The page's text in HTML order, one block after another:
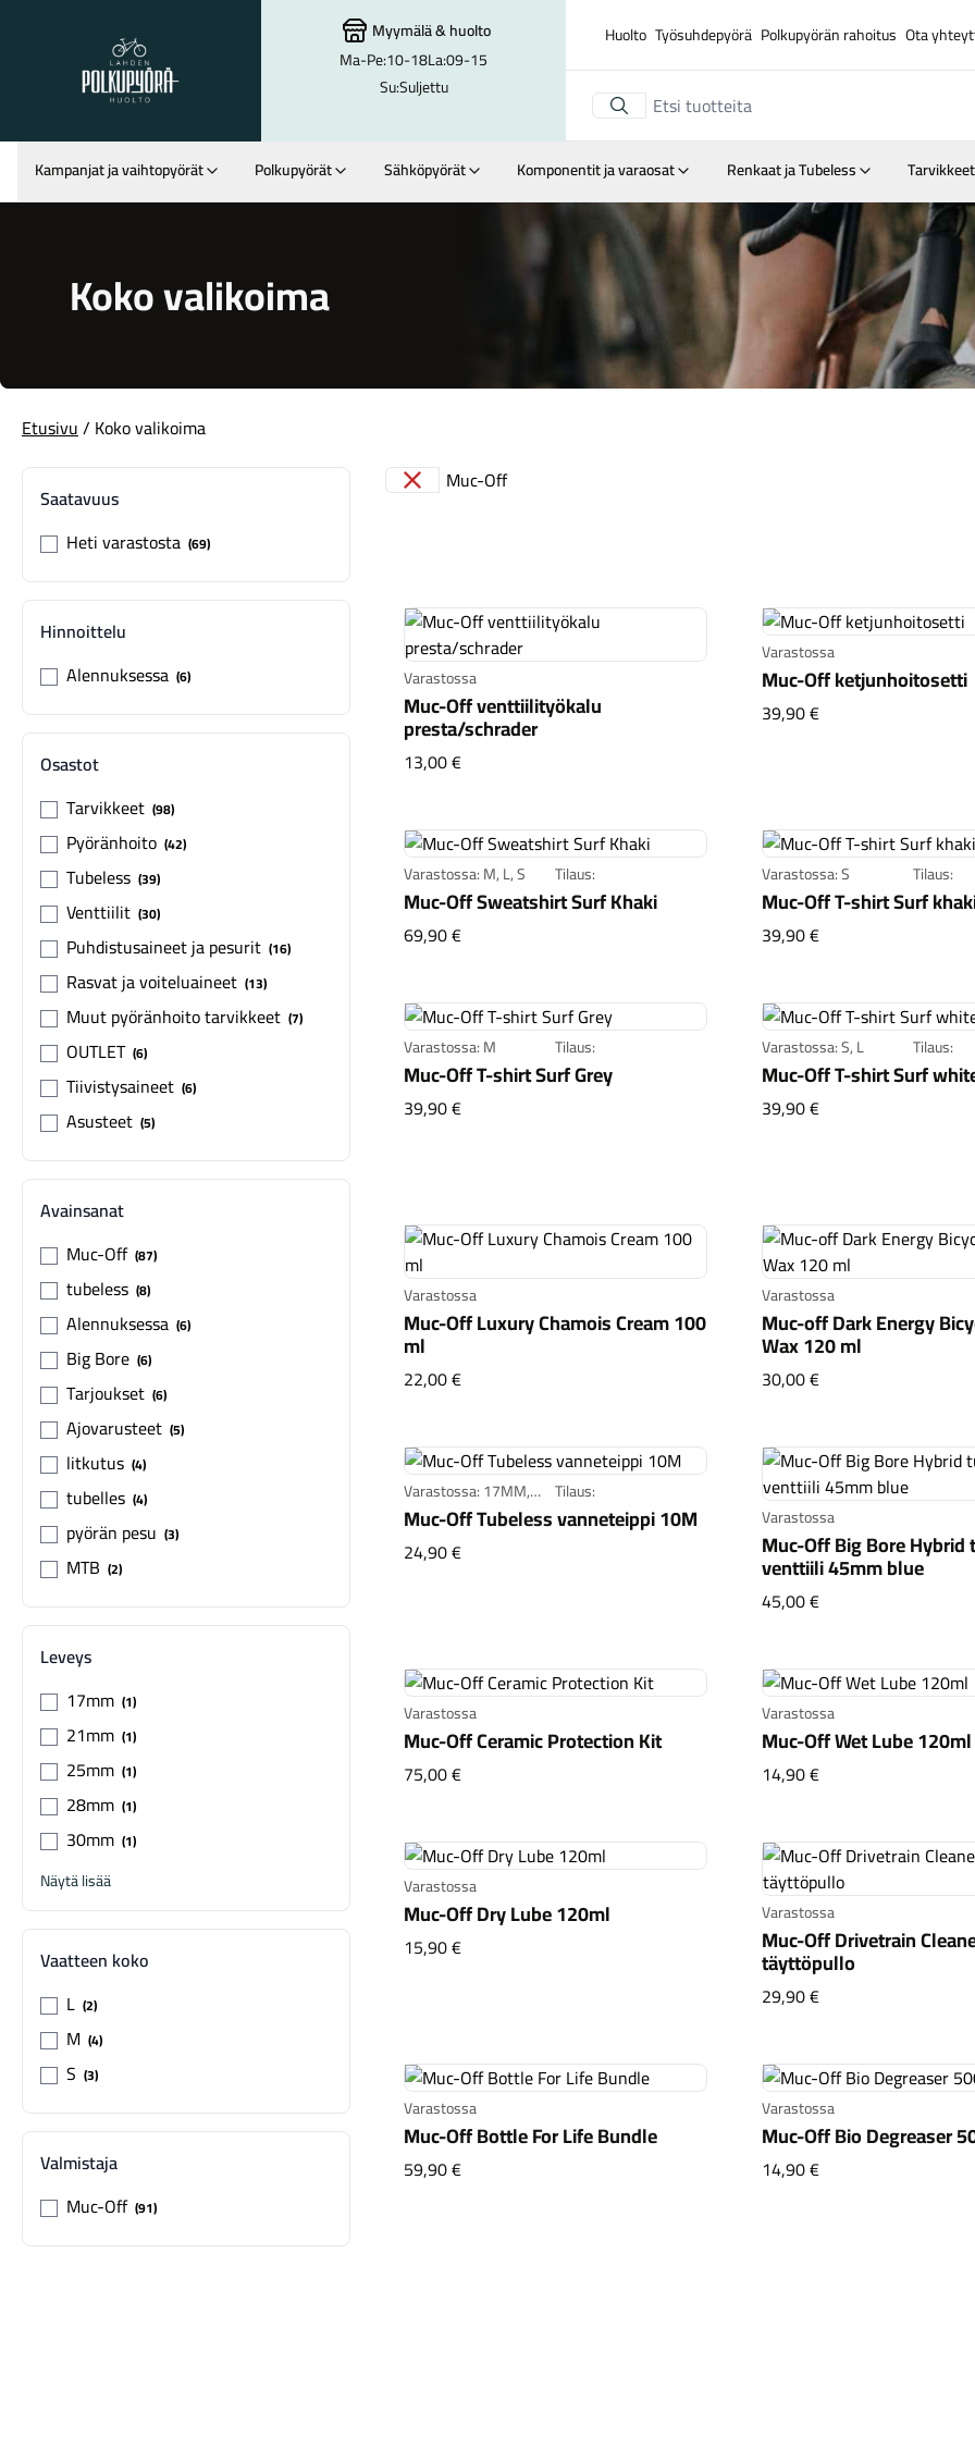
Lahden Polkupyörähuolto - etusivulle
Myymälä&huolto
Ma-Pe:10-18La:09-15
Su:Suljettu
Huolto Työsuhdepyörä Polkupyörän rahoitus Ota
Hakutulokset
Kampanjat ja vaihtopyörät Polkupyörät Sähköpyörät Komponentit ja varaosat Renkaat ja Tubeless
Koko valikoima
Etusivu/ Koko valikoima
Saatavuus
Heti varastosta 69
Hinnoittelu
Alennuksessa 6
Osastot
Tarvikkeet 98
Pyöränhoito 42
Tubeless 39
Venttiilit 30
Puhdistusaineet ja pesurit 16
Rasvat ja voiteluaineet 13
Muut pyöränhoito tarvikkeet 7
OUTLET 6
Tiivistysaineet 6
Asusteet 5
Avainsanat
Muc-Off 87
tubeless 8
Alennuksessa 6
Big Bore 6
Tarjoukset 6
Ajovarusteet 5
litkutus 4
tubelles 4
pyörän pesu 3
MTB 2
Leveys
17mm 1
21mm 1
25mm 1
28mm 1
30mm 1
Näytä lisää
Vaatteen koko
L 2
M 4
S 3
Valmistaja
Muc-Off 91
Varastossa
Muc-Off venttiilityökalu
presta/schrader
13,00 €Muc-Off venttiilityökalu presta/schrader
Varastossa
Muc-Off ketjunhoitosetti
39,90 €Muc-Off
Varastossa: M, L, S Tilaus:
Muc-Off Sweatshirt Surf Khaki
69,90 €Muc-Off Sweatshirt Surf Khaki
Varastossa: S Tilaus:
Muc-Off T-shirt Surf
39,90 €Muc-Off T-shirt
Varastossa: M Tilaus:
Muc-Off T-shirt Surf Grey
39,90 €Muc-Off T-shirt Surf Grey
Varastossa: S, L Tilaus:
Muc-Off T-shirt Surf
39,90 €Muc-Off T-shirt
Varastossa
Muc-Off Luxury Chamois Cream 100
ml
22,00 €Muc-Off Luxury Chamois Cream 100 ml
Varastossa
Muc-off Dark Energy
Wax 120 ml
30,00 €Muc-off Dark
Varastossa: 17MM,
21MM, 25MM, 28MM,
30MM, 35MM
Tilaus:
Muc-Off Tubeless vanneteippi 10M
24,90 €Muc-Off Tubeless vanneteippi 10M
Varastossa
Muc-Off Big Bore
venttiili 45mm blue
45,00 €Muc-Off Big Bore
Varastossa
Muc-Off Ceramic Protection Kit
75,00 €Muc-Off Ceramic Protection Kit
Varastossa
Muc-Off Wet Lube 120ml
14,90 €Muc-Off Wet Lube
Varastossa
Muc-Off Dry Lube 120ml
15,90 €Muc-Off Dry Lube 120ml
Varastossa
Muc-Off Drivetrain
täyttöpullo
29,90 €Muc-Off Drivetrain
Varastossa
Muc-Off Bottle For Life Bundle
59,90 €Muc-Off Bottle For Life Bundle
Varastossa
Muc-Off Bio Degreaser
14,90 €Muc-Off Bio